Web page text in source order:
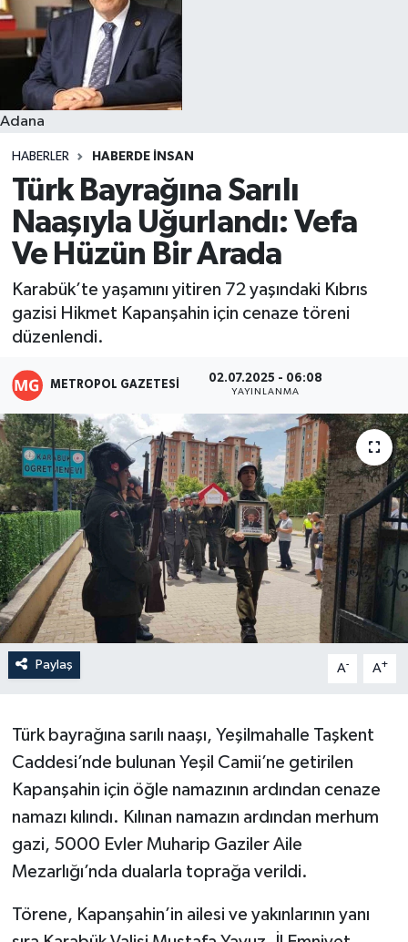
Adana
HABERLER HABERDE INSAN
Türk Bayrağına Sarılı
Naaşıyla Uğurlandı: Vefa
Ve Hüzün Bir Arada
Karabük’te yaşamını yitiren 72 yaşındaki Kıbrıs
gazisi Hikmet Kapanşahin için cenaze töreni
düzenlendi.
METROPOL GAZETESI 02.07.2025 - 06:08
YAYINLANMA
Paylaş A- A+
Türk bayrağına sarılı naaşı, Yeşilmahalle Taşkent
Caddesi’nde bulunan Yeşil Camii’ne getirilen
Kapanşahin için öğle namazının ardından cenaze
namazı kılındı. Kılınan namazın ardından merhum
gazi, 5000 Evler Muharip Gaziler Aile
Mezarlığı’nda dualarla toprağa verildi.
Törene, Kapanşahin’in ailesi ve yakınlarının yanı
Resmi İlanlar